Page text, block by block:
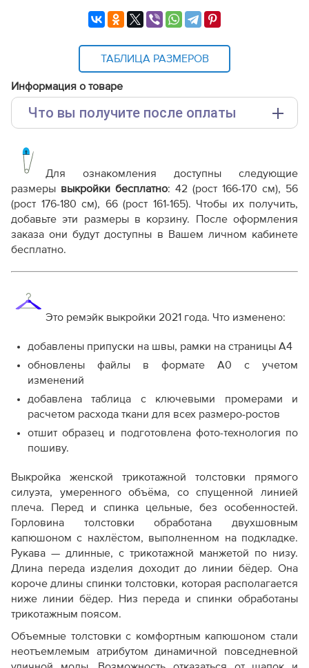
ТАБЛИЦА РАЗМЕРОВ
Информация о товаре
Что вы получите после оплаты
Выкройка PDF для печати на принтере A4 или
плоттере A0 с шириной печати 810мм в зависимости
от выбора формата
Инструкция-женская-толстовка-WH140921.pdf
Дополнительные файлы:
Терминология ВТО
Как распечатывать выкройки
Как скорректировать готовую выкройку по росту
Для ознакомления доступны следующие
размеры выкройки бесплатно: 42 (рост 166-170 см), 56
(рост 176-180 см), 66 (рост 161-165). Чтобы их получить,
добавьте эти размеры в корзину. После оформления
заказа они будут доступны в Вашем личном кабинете
бесплатно.
Это ремэйк выкройки 2021 года. Что изменено:
добавлены припуски на швы, рамки на страницы А4
обновлены файлы в формате А0 с учетом
изменений
добавлена таблица с ключевыми промерами и
расчетом расхода ткани для всех размеро-ростов
отшит образец и подготовлена фото-технология по
пошиву.
Выкройка женской трикотажной толстовки прямого
силуэта, умеренного объёма, со спущенной линией
плеча. Перед и спинка цельные, без особенностей.
Горловина толстовки обработана двухшовным
капюшоном с нахлёстом, выполненном на подкладке.
Рукава — длинные, с трикотажной манжетой по низу.
Длина переда изделия доходит до линии бёдер. Она
короче длины спинки толстовки, которая располагается
ниже линии бёдер. Низ переда и спинки обработаны
трикотажным поясом.
Объемные толстовки с комфортным капюшоном стали
неотъемлемым атрибутом динамичной повседневной